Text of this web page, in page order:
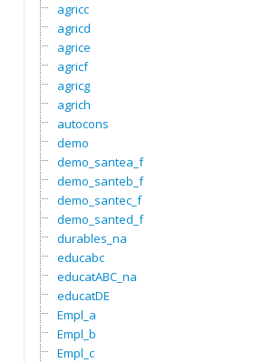
agricc
agricd
agrice
agricf
agricg
agrich
autocons
demo
demo_santea_f
demo_santeb_f
demo_santec_f
demo_santed_f
durables_na
educabc
educatABC_na
educatDE
Empl_a
Empl_b
Empl_c